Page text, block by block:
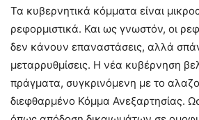
Τα κυβερνητικά κόμματα είναι
ρεφορμιστικά. Και ως γνωστόν, οι
δεν κάνουν επαναστάσεις, αλλά
μεταρρυθμίσεις. Η νέα κυβέρνηση
πράγματα, συγκρινόμενη με το
διεφθαρμένο Κόμμα Ανεξαρτησίας.